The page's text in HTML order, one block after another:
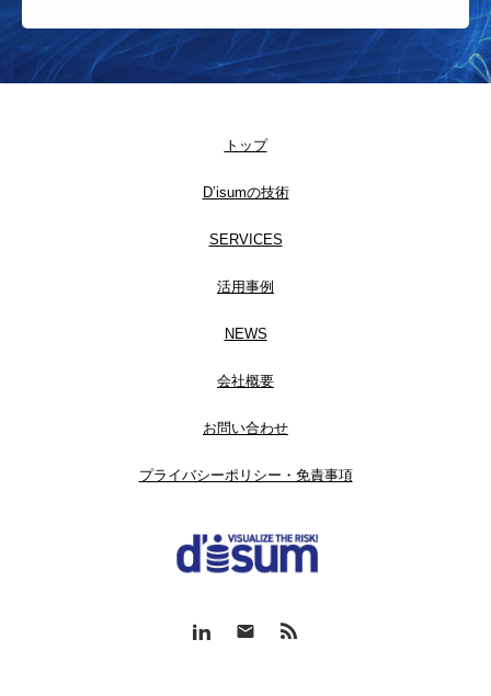
トップ
D’isumの技術
SERVICES
活用事例
NEWS
会社概要
お問い合わせ
プライバシーポリシー・免責事項